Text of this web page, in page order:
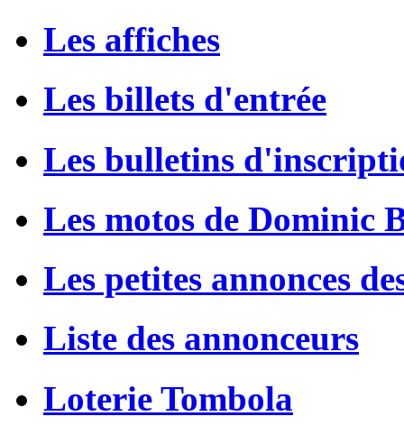
Les affiches
Les billets d'entrée
Les bulletins
Les motos de Dominic
Les petites annonces
Liste des annonceurs
Loterie Tombola